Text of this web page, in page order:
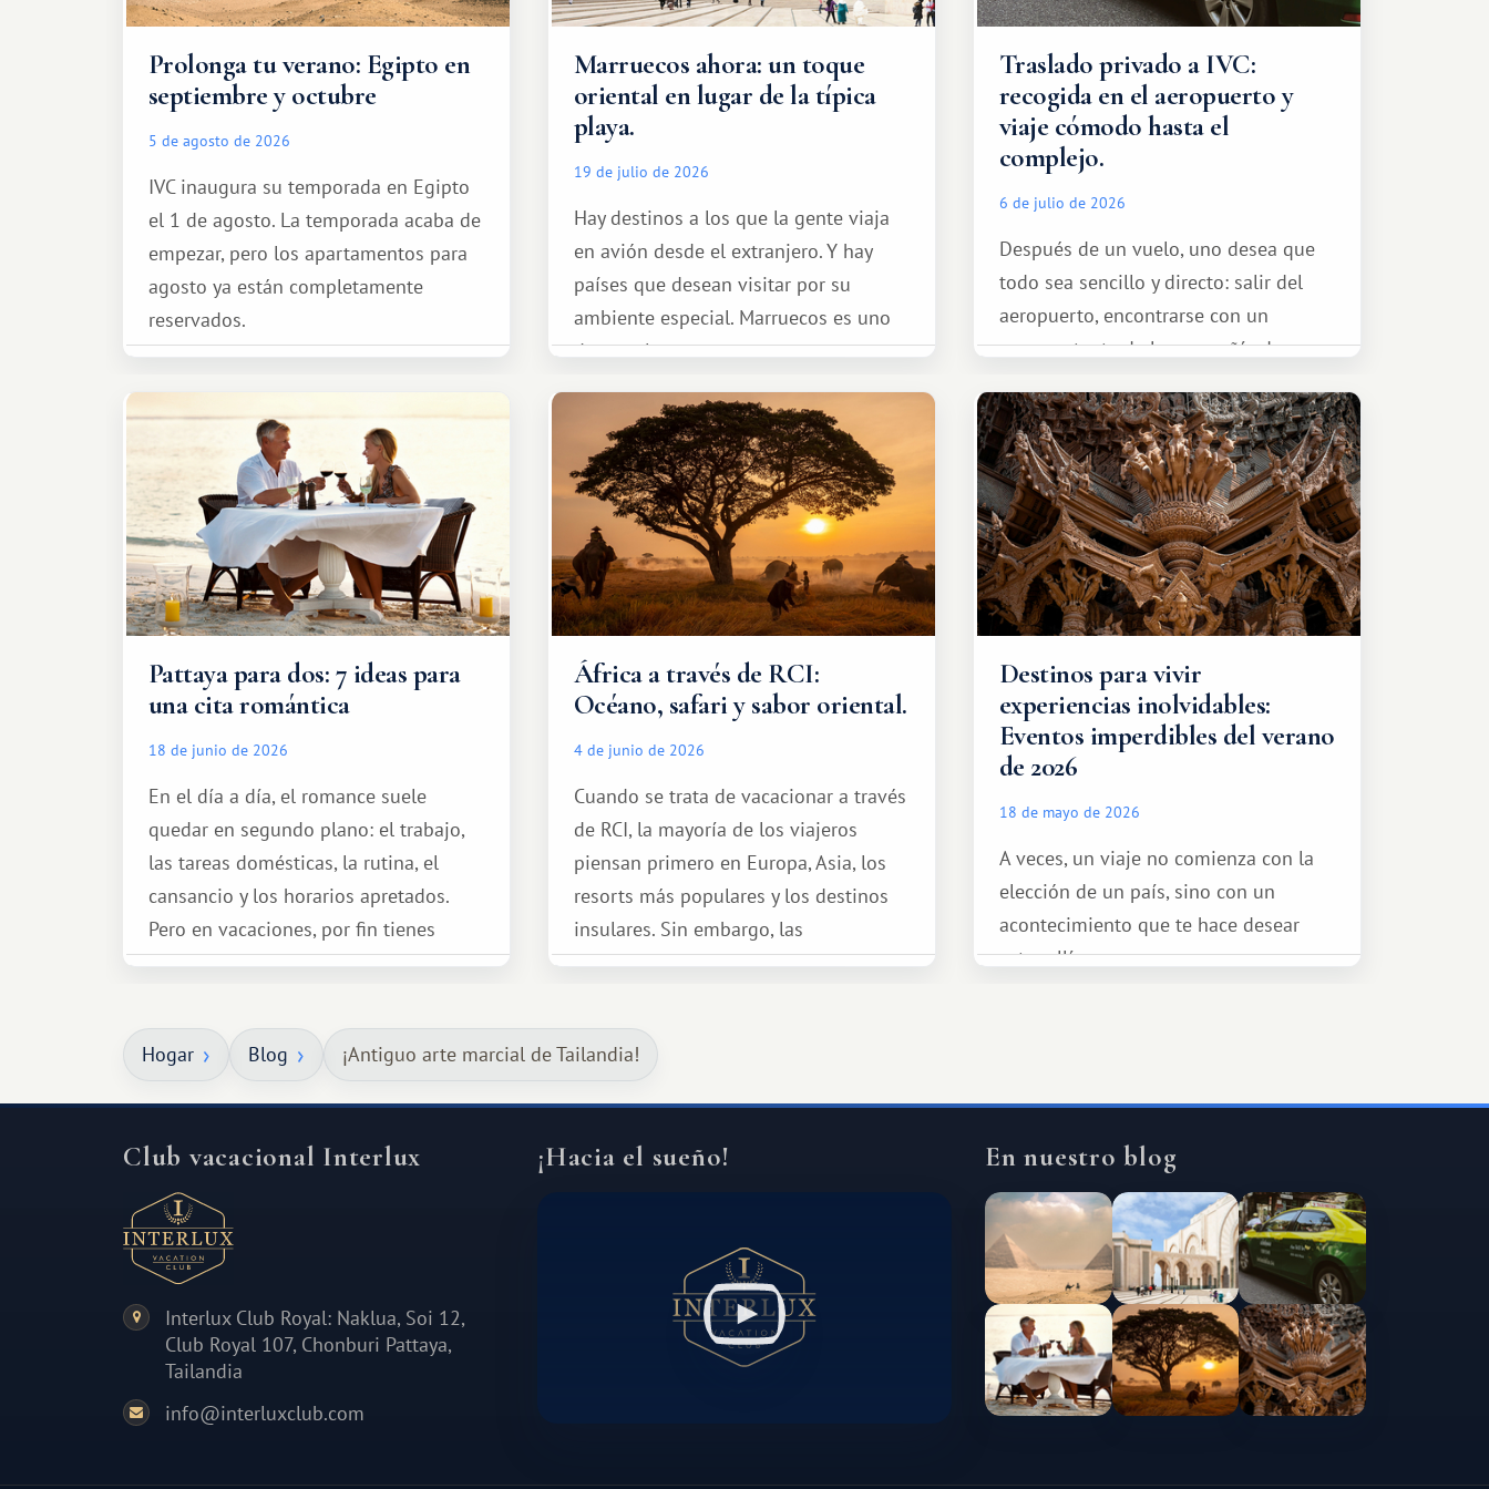
Prolonga tu verano: Egipto en
septiembre y octubre
5 de agosto de 2026
IVC inaugura su temporada en Egipto
el 1 de agosto. La temporada acaba de
empezar, pero los apartamentos para
agosto ya están completamente
reservados.
Marruecos ahora: un toque
oriental en lugar de la típica
playa.
19 de julio de 2026
Hay destinos a los que la gente viaja
en avión desde el extranjero. Y hay
países que desean visitar por su
ambiente especial. Marruecos es uno
de esos lugares.
Traslado privado a IVC:
recogida en el aeropuerto y
viaje cómodo hasta el
complejo.
6 de julio de 2026
Después de un vuelo, uno desea que
todo sea sencillo y directo: salir del
aeropuerto, encontrarse con un
representante de la compañía de
tranquilamente hasta el complejo
turístico.
Pattaya para dos: 7 ideas para
una cita romántica
18 de junio de 2026
En el día a día, el romance suele
quedar en segundo plano: el trabajo,
las tareas domésticas, la rutina, el
cansancio y los horarios apretados.
Pero en vacaciones, por fin tienes
espacio para dos y ganas de hacer algo
qué ser algo grandioso, pero sí algo
cálido y memorable.
África a través de RCI:
Océano, safari y sabor oriental.
4 de junio de 2026
Cuando se trata de vacacionar a través
de RCI, la mayoría de los viajeros
piensan primero en Europa, Asia, los
resorts más populares y los destinos
insulares. Sin embargo, las
oportunidades que ofrece el sistema
amplias. Entre ellas se encuentra
África, un continente que ofrece una
Destinos para vivir
experiencias inolvidables:
Eventos imperdibles del verano
de 2026
18 de mayo de 2026
A veces, un viaje no comienza con la
elección de un país, sino con un
acontecimiento que te hace desear
estar allí...
Hogar Blog ¡Antiguo arte marcial de Tailandia!
Club vacacional Interlux
Interlux Club Royal: Naklua, Soi 12,
Club Royal 107, Chonburi Pattaya,
Tailandia
info@interluxclub.com
¡Hacia el sueño! En nuestro blog